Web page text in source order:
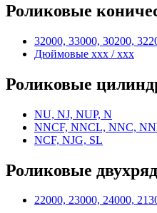
Роликовые
32000, 33000, 30200,
Дюймовые xxx / xxx
Роликовые
NU, NJ, NUP, N
NNCF, NNCL, NNC,
NCF, NJG, SL
Роликовые
22000, 23000, 24000,